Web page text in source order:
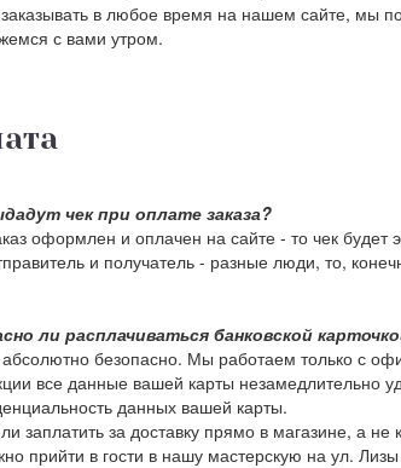
в любое время на нашем сайте, мы
с вами утром.
чек при оплате заказа?
оформлен и оплачен на сайте - то чек будет
и получатель - разные люди, то,
ли расплачиваться банковской
абсолютно безопасно. Мы работаем только с
все данные вашей карты незамедлительно
данных вашей карты.
заплатить за доставку прямо в магазине, а не
прийти в гости в нашу мастерскую на ул.